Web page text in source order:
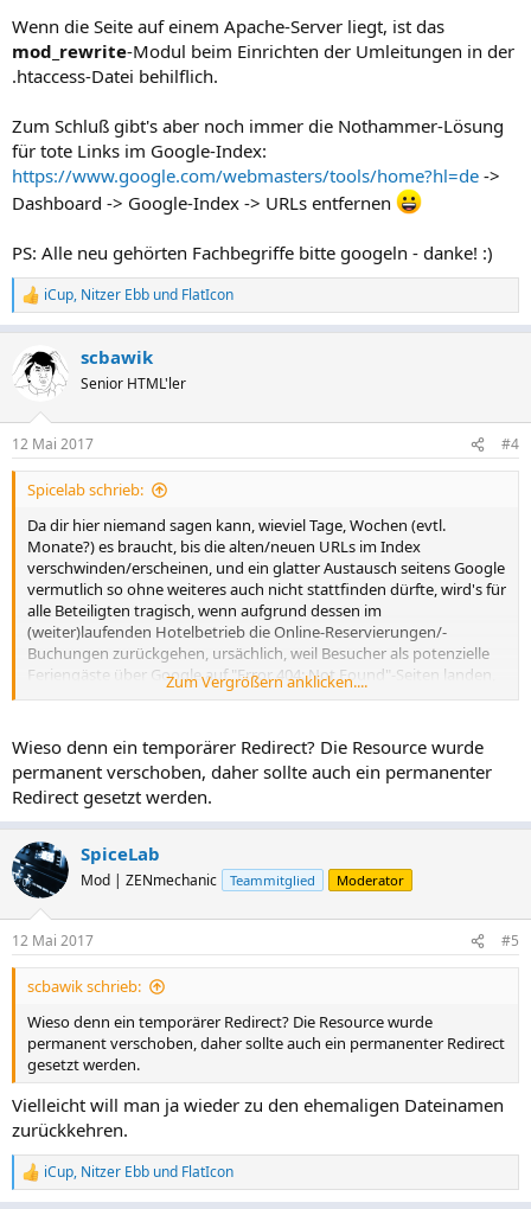
Wenn die Seite auf einem Apache-Server liegt, ist das
mod_rewrite-Modul beim Einrichten der Umleitungen in der
.htaccess-Datei behilflich.
Zum Schluß gibt's aber noch immer die Nothammer-Lösung
für tote Links im Google-Index:
https://www.google.com/webmasters/tools/home?hl=de ->
Dashboard -> Google-Index -> URLs entfernen
PS: Alle neu gehörten Fachbegriffe bitte googeln - danke! :)
R
e
k
t
n
e
n
iCup, Nitzer Ebb und FlatIcon
scbawik
Senior HTML'ler
12 Mai 2017 #4
Spicelab schrieb:
Da dir hier niemand sagen kann, wieviel Tage, Wochen (evtl.
Monate?) es braucht, bis die alten/neuen URLs im Index
verschwinden/erscheinen, und ein glatter Austausch seitens Google
vermutlich so ohne weiteres auch nicht stattfinden dürfte, wird's für
alle Beteiligten tragisch, wenn aufgrund dessen im
(weiter)laufenden Hotelbetrieb die Online-Reservierungen/-
Buchungen zurückgehen, ursächlich, weil Besucher als potenzielle
Feriengäste über Google auf "Error 404: Not Found"-Seiten landen,
anstatt sie mit einem ordentlichen (temporären) Redirect mittels
zu nehmen, und zu ihren Zimmern zu geleiten
https://en.wikipedia.org/wiki/HTTP_301 - permanenter
Redirect
https://en.wikipedia.org/wiki/HTTP_302- temporärer
Wenn die Seite auf einem Apache-Server liegt, ist dasmod_rewrite
Modul beim Einrichten der Umleitungen in der .htaccess-Datei
behilflich.
Zum Schluß gibt's aber noch immer die Nothammer-Lösung für
tote Links im Google-Index:
Dashboard -> Google-Index -> URLs entfernen
PS: Alle neu gehörten Fachbegriffe bitte googeln - danke! :)
Zum Vergrößern anklicken....
Wieso denn ein temporärer Redirect? Die Resource wurde
permanent verschoben, daher sollte auch ein permanenter
Redirect gesetzt werden.
SpiceLab
Mod | ZENmechanic Teammitglied Moderator
12 Mai 2017 #5
scbawik schrieb:
Wieso denn ein temporärer Redirect? Die Resource wurde
permanent verschoben, daher sollte auch ein permanenter Redirect
gesetzt werden.
Vielleicht will man ja wieder zu den ehemaligen Dateinamen
zurückkehren.
R
e
iCup, Nitzer Ebb und FlatIcon